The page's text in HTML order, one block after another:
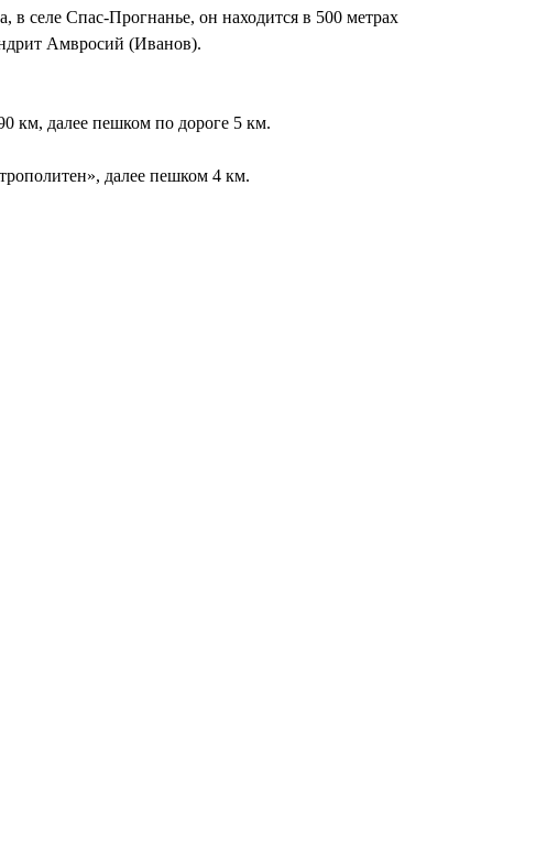
селе Спас-Прогнанье, он находится в 500 метрах
Амвросий (Иванов).
км, далее пешком по дороге 5 км.
далее пешком 4 км.